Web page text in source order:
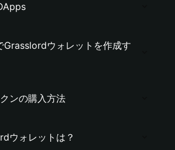
ウォレットを作成す
ンの購入方法
ウォレットは？